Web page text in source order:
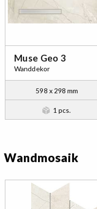
Muse Geo 3
Wanddekor
598 x 298 mm
1 pcs.
Wandmosaik